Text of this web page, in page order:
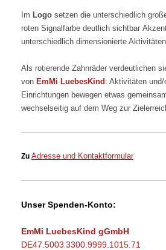
Im Logo setzen die unterschiedlich
roten Signalfarbe deutlich sichtbar
unterschiedlich dimensionierte Aktivitäten.
Als rotierende Zahnräder verdeutlichen
von EmMi LuebesKind : Aktivitäten und/
Einrichtungen bewegen etwas
wechselseitig auf dem Weg zur
Zu Adresse und Kontaktformular
Unser Spenden-Konto:
EmMi LuebesKind gGmbH
DE47.5003 3300.9999.1015.71